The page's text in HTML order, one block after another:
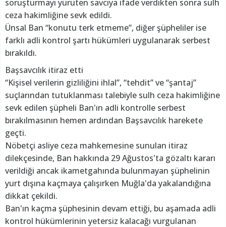
soruşturmayı yürüten savcıya ifade verdikten sonra sulh
ceza hakimliğine sevk edildi.
Ünsal Ban “konutu terk etmeme”, diğer şüpheliler ise
farklı adli kontrol şartı hükümleri uygulanarak serbest
bırakıldı.
Başsavcılık itiraz etti
“Kişisel verilerin gizliliğini ihlal”, “tehdit” ve “şantaj”
suçlarından tutuklanması talebiyle sulh ceza hakimliğine
sevk edilen şüpheli Ban'ın adli kontrolle serbest
bırakılmasının hemen ardından Başsavcılık harekete
geçti.
Nöbetçi asliye ceza mahkemesine sunulan itiraz
dilekçesinde, Ban hakkında 29 Ağustos'ta gözaltı kararı
verildiği ancak ikametgahında bulunmayan şüphelinin
yurt dışına kaçmaya çalışırken Muğla'da yakalandığına
dikkat çekildi.
Ban'ın kaçma şüphesinin devam ettiği, bu aşamada adli
kontrol hükümlerinin yetersiz kalacağı vurgulanan